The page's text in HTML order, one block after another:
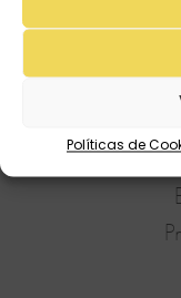
Políticas de